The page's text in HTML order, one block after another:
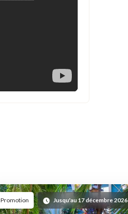
Promotion Jusqu'au 17 décembre 2026